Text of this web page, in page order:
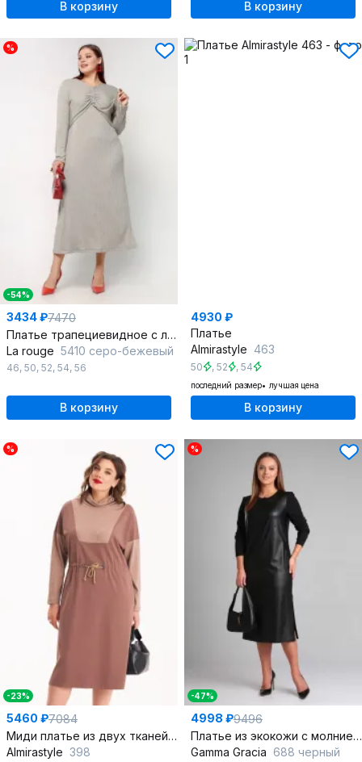
В корзину В корзину
%
-54%
3434 ₽7470
Платье трапециевидное с люрексом и шнурком
La rouge 5410 серо-бежевый
46, 50, 52, 54, 56
В корзину
4930 ₽
Платье
Almirastyle 463
50 , 52 , 54
последний размер лучшая цена
В корзину
%
-23%
5460 ₽7084
Миди платье из двух тканей с шнуром и карманами
Almirastyle 398
%
-47%
4998 ₽9496
Платье из экокожи с молнией и карманами для каждодневного стиля
Gamma Gracia 688 черный